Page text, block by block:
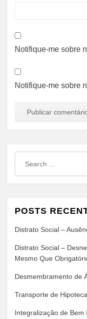
Notifique-me sobre
Notifique-me sobre
POSTS
Distrato Social –
Distrato Social –
Mesmo Que
Desmembramento de
Transporte de
Integralização de Bem